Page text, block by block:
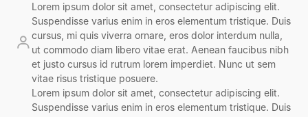
Lorem ipsum dolor sit amet, consectetur adipiscing elit.
Suspendisse varius enim in eros elementum tristique. Duis
cursus, mi quis viverra ornare, eros dolor interdum nulla,
ut commodo diam libero vitae erat. Aenean faucibus nibh
et justo cursus id rutrum lorem imperdiet. Nunc ut sem
vitae risus tristique posuere.
Lorem ipsum dolor sit amet, consectetur adipiscing elit.
Suspendisse varius enim in eros elementum tristique. Duis